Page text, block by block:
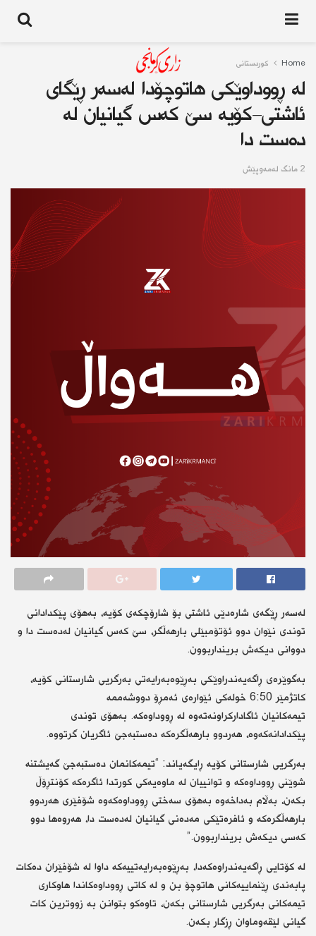
Home کوردستانى
لە ڕووداوێکی هاتوچۆدا لەسەر ڕێگای
ئاشتی-کۆیە سێ کەس گیانیان لە
دەست دا
2 مانگ له‌مه‌وپێش
لەسەر ڕێگەی شارەدێی ئاشتی بۆ شارۆچكەی کۆیە، بەهۆی پێکدادانی
توندی نێوان دوو ئۆتۆمبێلی بارهەڵگر، سێ کەس گیانیان لەدەست دا و
دووانی دیکەش برینداربوون.
بەگوێرەی ڕاگەیەندراوێکی بەڕێوەبەرایەتی بەرگریی شارستانی کۆیە،
کاتژمێر 6:50 خولەکی ئێوارەی ئەمڕۆ دووشەممە
تیمەکانیان ئاگادارکراونەتەوە لە ڕووداوەکە. بەهۆی توندی
پێکدادانەکەوە، هەردوو بارهەڵگرەکە دەستبەجێ ئاگریان گرتووە.
بەرگریی شارستانی کۆیە ڕایگەیاند: “تیمەکانمان دەستبەجێ گەیشتنە
شوێنی ڕووداوەکە و توانییان لە ماوەیەکی کورتدا ئاگرەکە کۆنتڕۆڵ
بکەن، بەڵام بەداخەوە بەهۆی سەختی ڕووداوەکەوە شۆفێری هەردوو
بارهەڵگرەکە و ئافرەتێکی مەدەنی گیانیان لەدەست دا، هەروەها دوو
کەسی دیکەش برینداربوون.”
لە کۆتایی ڕاگەیەندراوەکەدا، بەڕێوەبەرایەتییەکە داوا لە شۆفێران دەکات
پابەندی ڕێنماییەکانی هاتوچۆ بن و لە کاتی ڕووداوەکاندا هاوکاری
تیمەکانی بەرگریی شارستانی بکەن، تاوەکو بتوانن بە زووترین کات
گیانی لێقەوماوان ڕزگار بکەن.